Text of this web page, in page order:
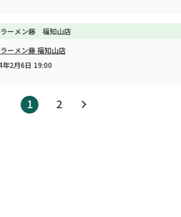
ーメン藤 福知山店
ーメン藤 福知山店
年2月6日 19:00
1 2